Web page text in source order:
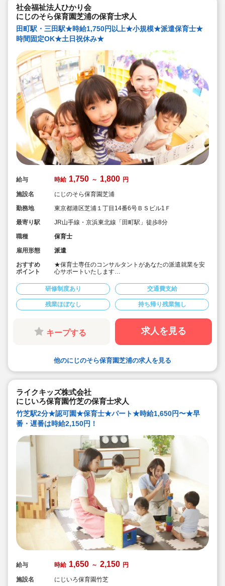
社会福祉法人ひかり会
にじのそら保育園芝浦の保育士求人
田町駅・三田駅★時給1,750円以上★小規模★派遣保育士★
時間固定OK★土日祝休み★
給与 時給 1,750 ～ 1,800 円
施設名
にじのそら保育園芝浦
勤務地
東京都港区芝浦１丁目14番6号ＢＳビル1Ｆ
最寄り駅
JR山手線・京浜東北線「田町駅」徒歩8分
職種
保育士
雇用形態
派遣
おすすめ
ポイント
★保育士専任のコンサルタントがあなたの派遣就業を安
心サポートいたします
★時給1,750円以上！別途交通費支給！
★時間固定OK！
★土日祝休みなのでワークライフバランスも取りやすい
です！
（相談からでもOKです！）
研修制度あり 交通費支給
残業ほぼなし 持ち帰り残業無し
キープする 求人を見る
他のにじのそら保育園芝浦の求人を見る
ライクキッズ株式会社
にじいろ保育園竹芝の保育士求人
竹芝駅2分★認可園★保育士★パート★時給1,650円〜★早
番・遅番は時給2,150円！
給与 時給 1,650 ～ 2,150 円
施設名
にじいろ保育園竹芝